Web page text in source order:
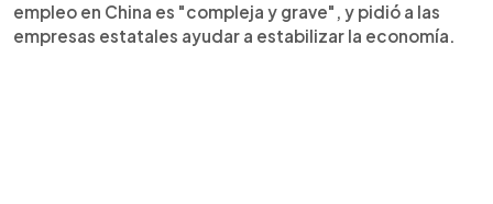
empleo en China es "compleja y grave", y pidió a las
empresas estatales ayudar a estabilizar la economía.